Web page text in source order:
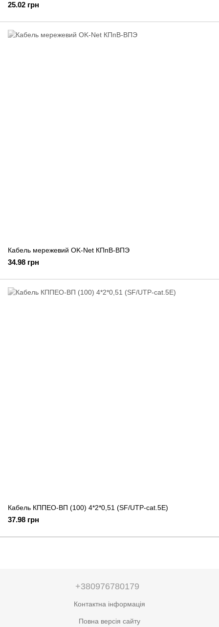
25.02 грн
Кабель мережевий OK-Net КПпВ-ВПЭ
34.98 грн
Кабель КППЕО-ВП (100) 4*2*0,51 (SF/UTP-cat.5E)
37.98 грн
+380976780179
Контактна інформація
Повна версія сайту